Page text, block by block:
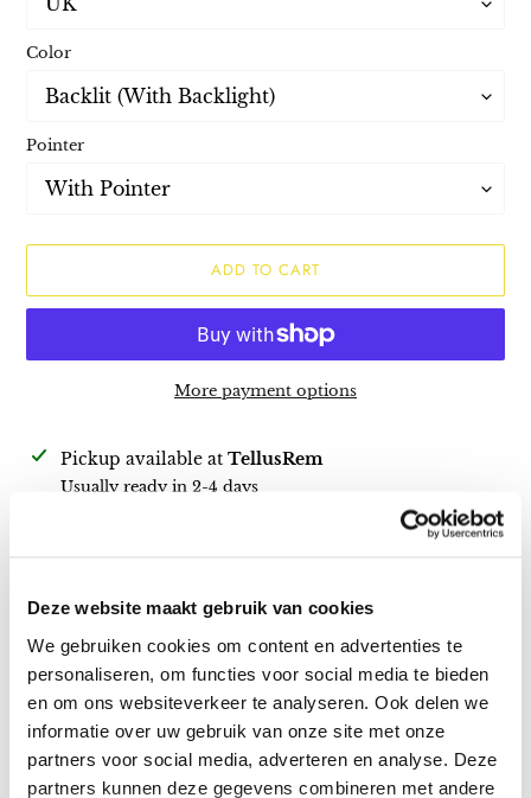
Deze website maakt gebruik van cookies
We gebruiken cookies om content en advertenties te
personaliseren, om functies voor social media te bieden
en om ons websiteverkeer te analyseren. Ook delen we
informatie over uw gebruik van onze site met onze
partners voor social media, adverteren en analyse. Deze
partners kunnen deze gegevens combineren met andere
Color
Pointer
ADD TO CART
More payment options
Adding
product
Pickup available at TellusRem
Usually ready in 2-4 days
💻Compatible with
HP Zbook 15/17 G5/G6
♻️Eco-friendly Product